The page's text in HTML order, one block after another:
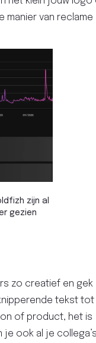
manier van reclame
zijn al
gezien
zo creatief en gek
tekst tot
of product, het is
je ook al je